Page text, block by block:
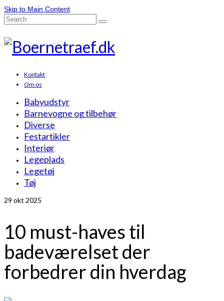
Skip to Main Content
Search
Kontakt
Om os
Babyudstyr
Barnevogne og tilbehør
Diverse
Festartikler
Interiør
Legeplads
Legetøj
Tøj
29 okt 2025
10 must-haves til
badeværelset der
forbedrer din hverdag